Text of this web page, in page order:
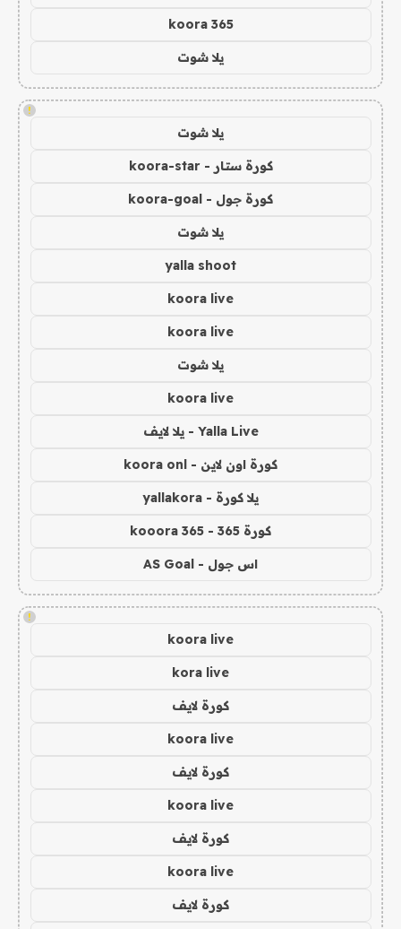
koora 365
يلا شوت
!
يلا شوت
كورة ستار - koora-star
كورة جول - koora-goal
يلا شوت
yalla shoot
koora live
koora live
يلا شوت
koora live
Yalla Live - يلا لايف
كورة اون لاين - koora onl
يلا كورة - yallakora
كورة 365 - kooora 365
اس جول - AS Goal
!
koora live
kora live
كورة لايف
koora live
كورة لايف
koora live
كورة لايف
koora live
كورة لايف